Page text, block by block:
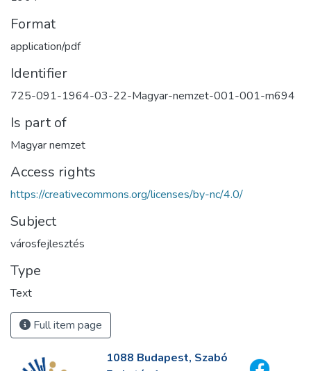
Format
application/pdf
Identifier
725-091-1964-03-22-Magyar-nemzet-001-001-m694
Is part of
Magyar nemzet
Access rights
https://creativecommons.org/licenses/by-nc/4.0/
Subject
városfejlesztés
Type
Text
Full item page
1088 Budapest, Szabó